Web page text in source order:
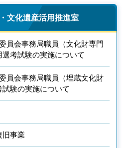
文化遺産活用推進室
員会事務局職員（文化財専門
考試験の実施について
員会事務局職員（埋蔵文化財
験の実施について
旧事業